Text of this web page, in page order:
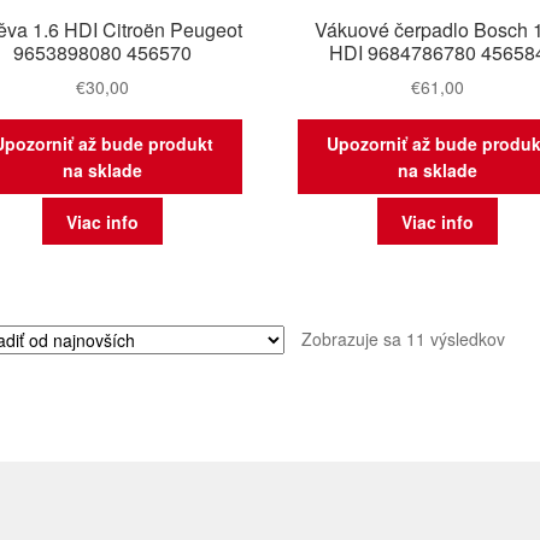
1.6 HDI Citroën Peugeot
9653898080 456570
€30,00
až bude produkt
na sklade
Viac info
Vákuové čerpadlo Bosch
HDI 9684786780
€61,00
Upozorniť až bude
na sklade
Viac info
Zobrazuje sa 11 výsledkov